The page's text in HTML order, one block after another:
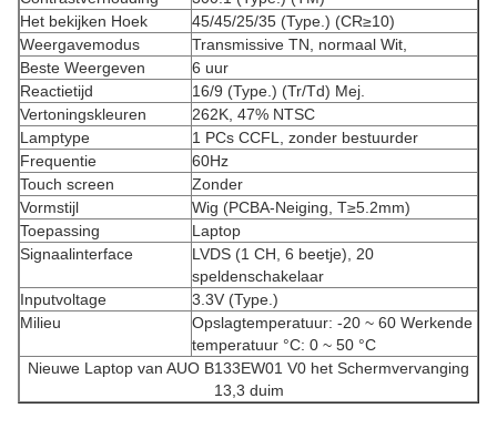
Het bekijken Hoek
45/45/25/35 (Type.) (CR≥10)
Weergavemodus
Transmissive TN, normaal Wit,
Beste Weergeven
6 uur
Reactietijd
16/9 (Type.) (Tr/Td) Mej.
Vertoningskleuren
262K, 47% NTSC
Lamptype
1 PCs CCFL, zonder bestuurder
Frequentie
60Hz
Touch screen
Zonder
Vormstijl
Wig (PCBA-Neiging, T≥5.2mm)
Toepassing
Laptop
Signaalinterface
LVDS (1 CH, 6 beetje), 20
speldenschakelaar
Inputvoltage
3.3V (Type.)
Milieu
Opslagtemperatuur: -20 ~ 60 Werkende
temperatuur °C: 0 ~ 50 °C
Nieuwe Laptop van AUO B133EW01 V0 het Schermvervanging
13,3 duim